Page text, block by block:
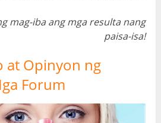
mag-iba ang mga resulta nang
paisa-isa!
at Opinyon ng
Forum